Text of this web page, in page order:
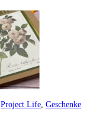
Project Life Geschenke